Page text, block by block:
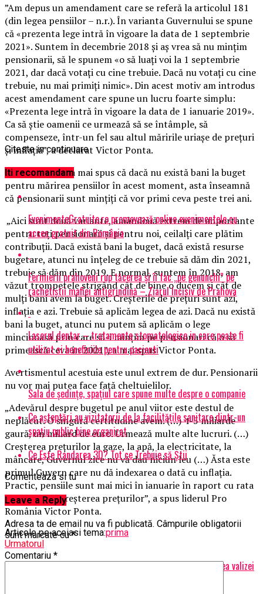
”Am depus un amendament care se referă la articolul 181
(din legea pensiilor – n.r.). În varianta Guvernului se spune
că «prezenta lege intră în vigoare la data de 1 septembrie
2021». Suntem în decembrie 2018 şi aş vrea să nu minţim
pensionarii, să le spunem «o să luaţi voi la 1 septembrie
2021, dar dacă votaţi cu cine trebuie.Dacă nu votaţi cu cine
trebuie, nu mai primiţi nimic». Din acest motiv am introdus
acest amendament care spune un lucru foarte simplu:
«Prezenta lege intră în vigoare la data de 1 ianuarie 2019».
Ca să ştie oamenii ce urmează să se întâmple, să
compenseze, într-un fel sau altul măririle uriaşe de preţuri
şi inflaţia”, a declarat Victor Ponta.
Fostul premier a mai spus că dacă nu există bani la buget
pentru mărirea pensiilor în acest moment, asta înseamnă
că pensionarii sunt minţiţi că vor primi ceva peste trei ani.
„Aici sunt două variante, amândouă extrem de importante
pentru toţi pensionarii şi pentru noi, ceilalţi care plătim
contribuţii. Dacă există bani la buget, dacă există resurse
bugetare, atunci nu înţeleg de ce trebuie să dăm din 2021,
trebuie să dăm din 2019. E normal, suntem în 2018, am
văzut trompetele strigând cât de bine o ducem şi cât de
mulţi bani avem la buget. Creşterile de preţuri sunt azi,
inflaţia e azi. Trebuie să aplicăm legea de azi. Dacă nu există
bani la buget, atunci nu putem să aplicăm o lege
mincinoasă prin care să-i minţim pe pensionari că o să
primească ceva în 2021”, a mai spus Victor Ponta.
Avertismentul acestuia este unul extrem de dur. Pensionarii
nu vor mai putea face faţă cheltuielilor.
„Adevărul despre bugetul pe anul viitor este destul de
neplăcut. O singură certitudine avem. (…) 4-5 miliarde
gaură, un miliard de euro. Urmează multe alte lucruri. (…)
Creşterea preţurilor la gaze, la apă, la electricitate, la
mâncare, Guvernul zice nu vă dau niciun leu (…) Ăsta este
primul Guvern care nu dă indexarea o dată cu inflaţia.
Practic, pensiile sunt mai mici în ianuarie în raport cu rata
inflaţiei şi cu creşterea preţurilor”, a spus liderul Pro
România Victor Ponta.
Articole pe aceiasi tema:prima
Urmatorul
Anunț șocant! Poliția din Teleorman, preocupată de identitatea valizei
Citeste in continuare
Iti recomandam
EvenimenteGratuite.ro promovează online evenimentele cu
acces gratuit din România
Fermierii prahoveni rup tăcerea și îi fac „pe genunchi” pe
rachetiștii mafiei antigrindină – Ziarul Incisiv de Prahova
Laserul dentar – tratamente stomatologice in care poate fi
utilizat si beneficiile pentru pacienti
Sala de ședințe, spațiul care spune multe despre o companie
Ce așteptări au vizitatorii de la facilitățile sanitare dintr-un
spațiu public bine organizat
Ce Este Randarea 3D? Tot ce Trebuie să Știi
Comenteaza si tu
Leave a Reply
Adresa ta de email nu va fi publicată. Câmpurile obligatorii
sunt marcate cu*
Comentariu *